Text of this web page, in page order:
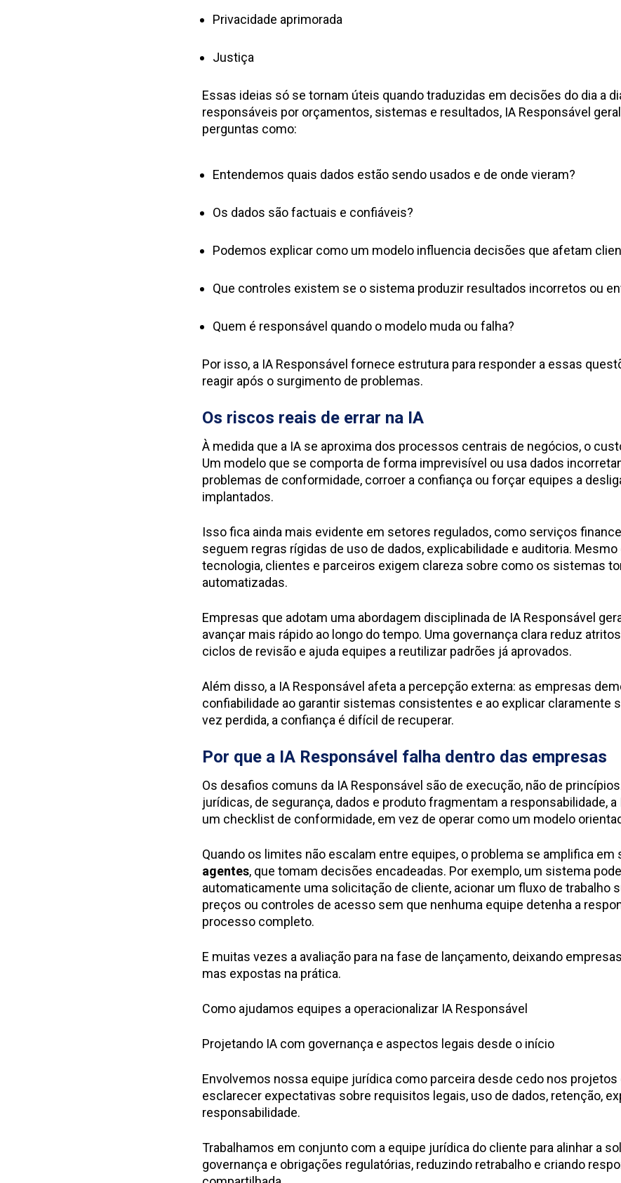
Privacidade aprimorada
Justiça
Essas ideias só se tornam úteis quando traduzidas em decisões do dia a
responsáveis por orçamentos, sistemas e resultados, IA Responsável
perguntas como:
Entendemos quais dados estão sendo usados e de onde vieram?
Os dados são factuais e confiáveis?
Podemos explicar como um modelo influencia decisões que afetam
Que controles existem se o sistema produzir resultados incorretos ou
Quem é responsável quando o modelo muda ou falha?
Por isso, a IA Responsável fornece estrutura para responder a essas
reagir após o surgimento de problemas.
Os riscos reais de errar na IA
À medida que a IA se aproxima dos processos centrais de negócios, o
Um modelo que se comporta de forma imprevisível ou usa dados
problemas de conformidade, corroer a confiança ou forçar equipes a
implantados.
Isso fica ainda mais evidente em setores regulados, como serviços
seguem regras rígidas de uso de dados, explicabilidade e auditoria.
tecnologia, clientes e parceiros exigem clareza sobre como os sistemas
automatizadas.
Empresas que adotam uma abordagem disciplinada de IA Responsável
avançar mais rápido ao longo do tempo. Uma governança clara reduz
ciclos de revisão e ajuda equipes a reutilizar padrões já aprovados.
Além disso, a IA Responsável afeta a percepção externa: as empresas
confiabilidade ao garantir sistemas consistentes e ao explicar claramente
vez perdida, a confiança é difícil de recuperar.
Por que a IA Responsável falha dentro das empresas
Os desafios comuns da IA Responsável são de execução, não de
jurídicas, de segurança, dados e produto fragmentam a responsabilidade, a
um checklist de conformidade, em vez de operar como um modelo
Quando os limites não escalam entre equipes, o problema se amplifica em
agentes, que tomam decisões encadeadas. Por exemplo, um sistema
automaticamente uma solicitação de cliente, acionar um fluxo de trabalho
preços ou controles de acesso sem que nenhuma equipe detenha a
processo completo.
E muitas vezes a avaliação para na fase de lançamento, deixando
mas expostas na prática.
Como ajudamos equipes a operacionalizar IA Responsável
Projetando IA com governança e aspectos legais desde o início
Envolvemos nossa equipe jurídica como parceira desde cedo nos projetos
esclarecer expectativas sobre requisitos legais, uso de dados, retenção,
responsabilidade.
Trabalhamos em conjunto com a equipe jurídica do cliente para alinhar a
governança e obrigações regulatórias, reduzindo retrabalho e criando